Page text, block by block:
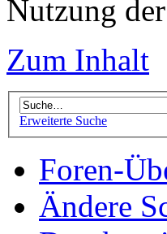
Nutzung
Zum Inhalt
Erweiterte Suche
Foren-
Ändere